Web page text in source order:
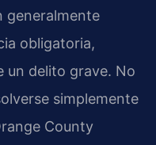
generalmente
obligatoria,
un delito grave. No
simplemente
County